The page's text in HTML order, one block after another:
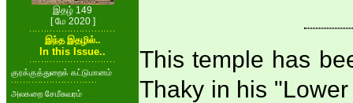
இதழ் 149
[ மே 2020 ]
இந்த இதழில்..
In this Issue..
குரக்குத்துறைக் கட்டுமானம்
அலகறை சேமீசுவரம்
This temple has
Thaky in his